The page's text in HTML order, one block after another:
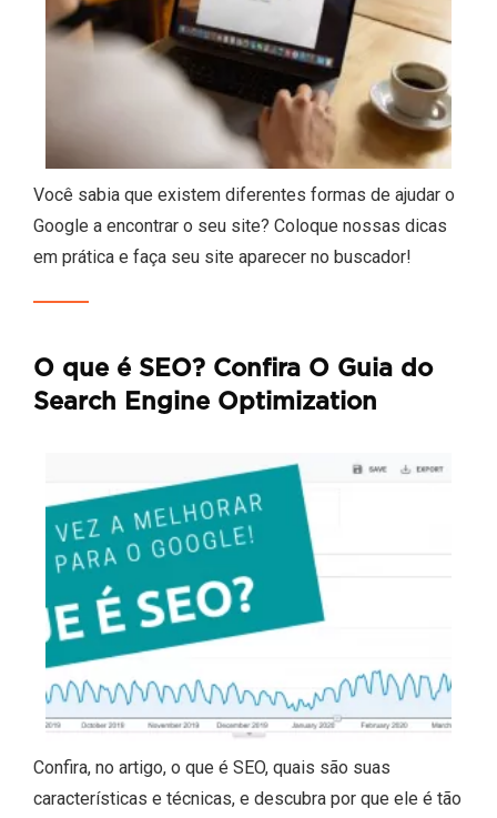
Você sabia que existem diferentes formas de ajudar o
Google a encontrar o seu site? Coloque nossas dicas
em prática e faça seu site aparecer no buscador!
O que é SEO? Confira O Guia do
Search Engine Optimization
Confira, no artigo, o que é SEO, quais são suas
características e técnicas, e descubra por que ele é tão